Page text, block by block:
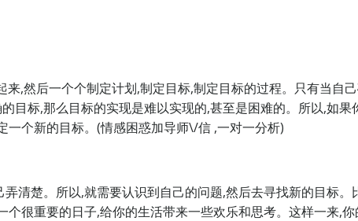
,然后一个个制定计划,制定目标,制定目标的过程。只有当自
目标,那么目标的实现是难以实现的,甚至是困难的。所以,如果
一个新的目标。(情感困惑加导师\/信 ,一对一分析)
清楚。所以,就需要认识到自己的问题,然后去寻找新的目标。
个很重要的日子,给你的生活带来一些欢乐和思考。这样一来,